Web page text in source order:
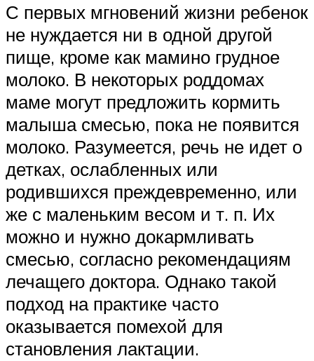
С первых мгновений жизни ребенок
не нуждается ни в одной другой
пище, кроме как мамино грудное
молоко. В некоторых роддомах
маме могут предложить кормить
малыша смесью, пока не появится
молоко. Разумеется, речь не идет о
детках, ослабленных или
родившихся преждевременно, или
же с маленьким весом и т. п. Их
можно и нужно докармливать
смесью, согласно рекомендациям
лечащего доктора. Однако такой
подход на практике часто
оказывается помехой для
становления лактации.